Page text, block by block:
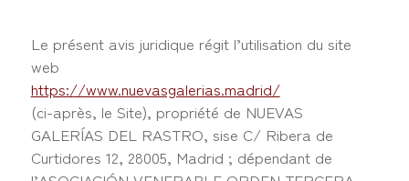
Le présent avis juridique régit l’utilisation du site
web
https://www.nuevasgalerias.madrid/
(ci-après, le Site), propriété de NUEVAS
GALERÍAS DEL RASTRO, sise C/ Ribera de
Curtidores 12, 28005, Madrid ; dépendant de